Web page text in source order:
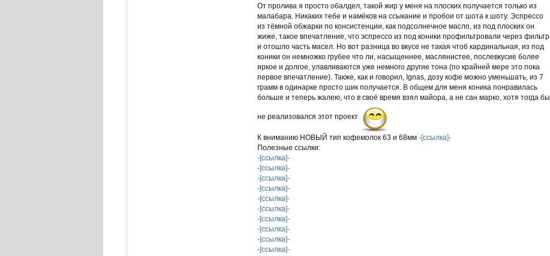
От пролива я просто обалдел, такой жир у меня на плоских получается только из
малабара. Никаких тебе и намёков на ссыкание и пробои от шота к шоту. Эспрессо
из тёмной обжарки по консистенции, как подсолнечное масло, из под плоских он
жиже, такое впечатление, что эспрессо из под коники профильтровали через фильтр
и отошло часть масел. Но вот разница во вкусе не такая чтоб кардинальная, из под
коники он немножко грубее что ли, насыщеннее, маслянистее, послевкусие более
яркое и долгое, улавливаются уже немного другие тона (по крайней мере это пока
первое впечатление). Также, как и говорил, Ignas, дозу кофе можно уменьшать, из 7
грамм в одинарке просто шик получается. В общем для меня коника понравилась
больше и теперь жалею, что в своё время взял майора, а не сан марко, хотя тогда бы
не реализовался этот проект
К вниманию НОВЫЙ тип кофемолок 63 и 68мм -[ссылка]-
Полезные ссылки:
-[ссылка]-
-[ссылка]-
-[ссылка]-
-[ссылка]-
-[ссылка]-
-[ссылка]-
-[ссылка]-
-[ссылка]-
-[ссылка]-
-[ссылка]-